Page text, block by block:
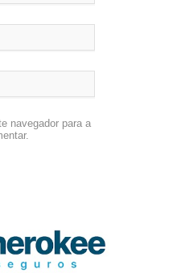
navegador para a